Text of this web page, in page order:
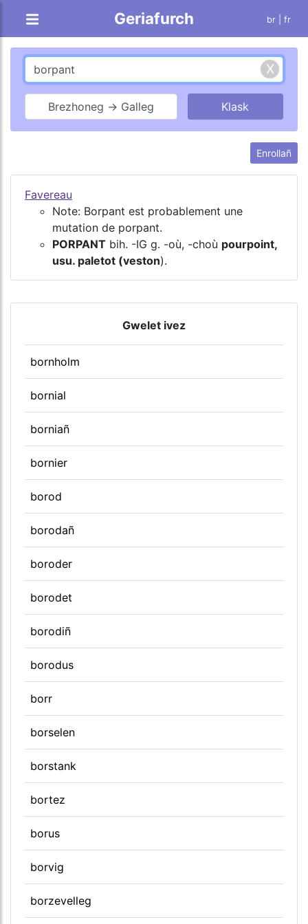
Geriafurch br | fr
Brezhoneg → Galleg
Enrollañ
Favereau
Note: Borpant est probablement une
mutation de porpant.
PORPANT bih. -IG g. -où, -choù pourpoint,
usu. paletot (veston).
Gwelet ivez
bornholm
bornial
borniañ
bornier
borod
borodañ
boroder
borodet
borodiñ
borodus
borr
borselen
borstank
bortez
borus
borvig
borzevelleg